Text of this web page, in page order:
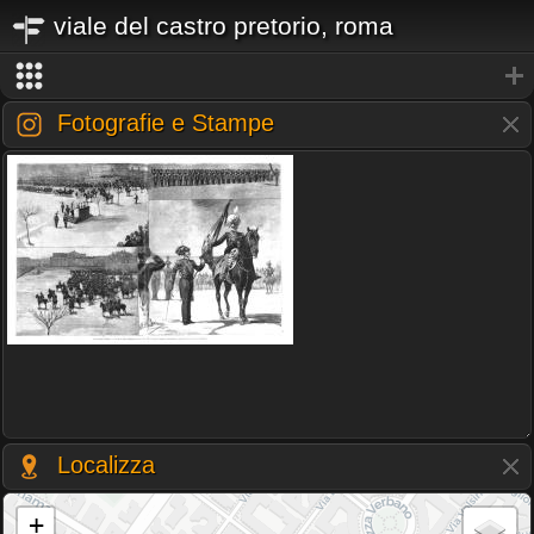
viale del castro pretorio, roma
Fotografie e Stampe
Localizza
+